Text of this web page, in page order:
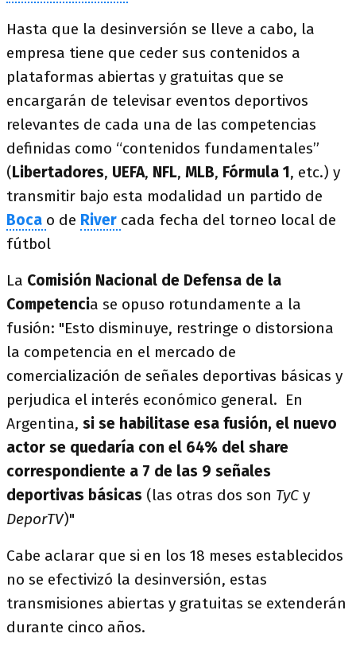
Hasta que la desinversión se lleve a cabo, la
empresa tiene que ceder sus contenidos a
plataformas abiertas y gratuitas que se
encargarán de televisar eventos deportivos
relevantes de cada una de las competencias
definidas como “contenidos fundamentales”
(Libertadores, UEFA, NFL, MLB, Fórmula 1, etc.) y
transmitir bajo esta modalidad un partido de
Boca o de River cada fecha del torneo local de
fútbol
La Comisión Nacional de Defensa de la
Competencia se opuso rotundamente a la
fusión: "Esto disminuye, restringe o distorsiona
la competencia en el mercado de
comercialización de señales deportivas básicas y
perjudica el interés económico general. En
Argentina, si se habilitase esa fusión, el nuevo
actor se quedaría con el 64% del share
correspondiente a 7 de las 9 señales
deportivas básicas (las otras dos son TyC y
DeporTV)"
Cabe aclarar que si en los 18 meses establecidos
no se efectivizó la desinversión, estas
transmisiones abiertas y gratuitas se extenderán
durante cinco años.